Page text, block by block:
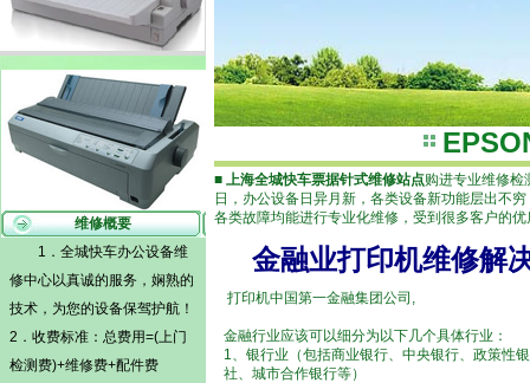
维修概要
1．全城快车办公设备维
修中心以真诚的服务，娴熟的
技术，为您的设备保驾护航！
2．收费标准：总费用=(上门
检测费)+维修费+配件费
■ 上海全城快车票据针式维修站点购进专业维修检
日，办公设备日异月新，各类设备新功能层出不
各类故障均能进行专业化维修，受到很多客户的优
金融业打印机维修解
打印机中国第一金融集团公司,
金融行业应该可以细分为以下几个具体行业：
1、银行业（包括商业银行、中央银行、政策性
社、城市合作银行等）